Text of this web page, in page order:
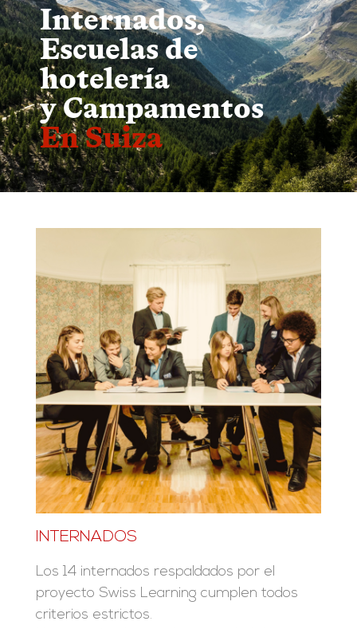
Internados,
Escuelas de
hotelería
y Campamentos
En Suiza
INTERNADOS
Los 14 internados respaldados por el
proyecto Swiss Learning cumplen todos
criterios estrictos.